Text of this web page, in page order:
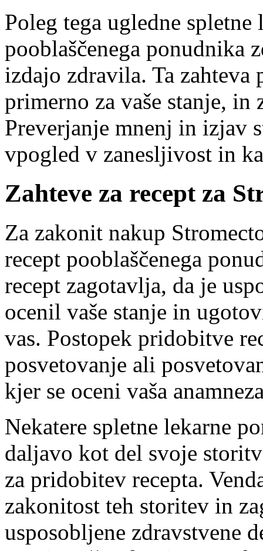
Poleg tega ugledne
pooblaščenega ponudnika
izdajo zdravila. Ta
primerno za vaše stanje, in
Preverjanje mnenj in izjav
vpogled v zanesljivost in
Zahteve za recept za
Za zakonit nakup
recept pooblaščenega
recept zagotavlja, da je
ocenil vaše stanje in
vas. Postopek pridobitve
posvetovanje ali
kjer se oceni vaša
Nekatere spletne lekarne
daljavo kot del svoje
za pridobitev recepta.
zakonitost teh storitev in
usposobljene zdravstvene